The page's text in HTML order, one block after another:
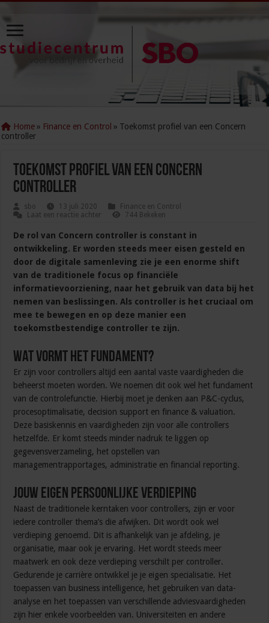
Home » Finance en Control » Toekomst profiel van een Concern
controller
Toekomst profiel van een Concern
controller
sbo 13 juli 2020
Finance en Control
Laat een reactie achter
744 Bekeken
De rol van Concern controller is constant in
ontwikkeling. Er worden steeds meer eisen gesteld en
door de digitale samenleving zie je een enorme shift
van de traditionele focus op financiële
informatievoorziening, naar het gebruik van data bij het
nemen van beslissingen. Als controller is het cruciaal om
mee te bewegen en op deze manier een
toekomstbestendige controller te zijn.
Wat vormt het fundament?
Er zijn voor controllers altijd een aantal vaste vaardigheden die
beheerst moeten worden. We noemen dit ook wel het fundament
van de controlefunctie. Hierbij moet je denken aan P&C-cyclus,
procesoptimalisatie, decision support en finance & valuation.
Deze basiskennis en vaardigheden zijn voor alle controllers
hetzelfde. Er komt steeds minder nadruk te liggen op
gegevensverzameling, het opstellen van
managementrapportages, administratie en financial reporting.
Jouw eigen persoonlijke verdieping
Naast de traditionele kerntaken voor controllers, zijn er voor
iedere controller thema’s die afwijken. Dit wordt ook wel
verdieping genoemd. Dit is afhankelijk van je afdeling, je
organisatie, maar ook je ervaring. Het wordt steeds meer
maatwerk en ook deze verdieping verschilt per controller.
Gedurende je carrière ontwikkel je je eigen specialisatie. Het
toepassen van business intelligence, het gebruiken van data-
analyse en het toepassen van verschillende adviesvaardigheden
zijn hier enkele voorbeelden van. Universiteiten en andere